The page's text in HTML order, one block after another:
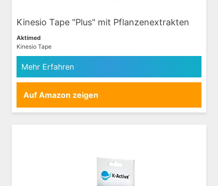
Kinesio Tape "Plus" mit Pflanzenextrakten
Aktimed
Kinesio Tape
Mehr Erfahren
Auf Amazon zeigen